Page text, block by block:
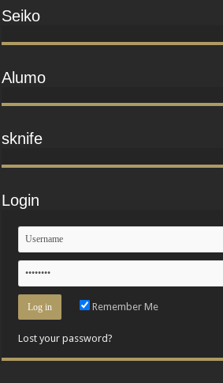
Seiko
Alumo
sknife
Login
Remember Me
Lost your password?